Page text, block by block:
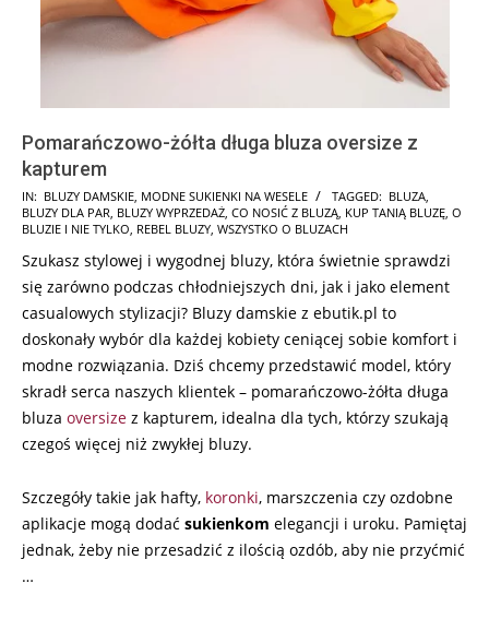
Pomarańczowo-żółta długa bluza oversize z
kapturem
2024-
07-
IN: BLUZY DAMSKIE MODNE SUKIENKI NA WESELE TAGGED: BLUZA
BLUZY DLA PAR BLUZY WYPRZEDAŻ CO NOSIĆ Z BLUZĄ KUP TANIĄ BLUZĘ O
BLUZIE I NIE TYLKO REBEL BLUZY WSZYSTKO O BLUZACH
Szukasz stylowej i wygodnej bluzy, która świetnie sprawdzi
się zarówno podczas chłodniejszych dni, jak i jako element
casualowych stylizacji? Bluzy damskie z ebutik.pl to
doskonały wybór dla każdej kobiety ceniącej sobie komfort i
modne rozwiązania. Dziś chcemy przedstawić model, który
skradł serca naszych klientek – pomarańczowo-żółta długa
bluza oversize z kapturem, idealna dla tych, którzy szukają
czegoś więcej niż zwykłej bluzy.
Szczegóły takie jak hafty, koronki, marszczenia czy ozdobne
aplikacje mogą dodać sukienkom elegancji i uroku. Pamiętaj
jednak, żeby nie przesadzić z ilością ozdób, aby nie przyćmić
…